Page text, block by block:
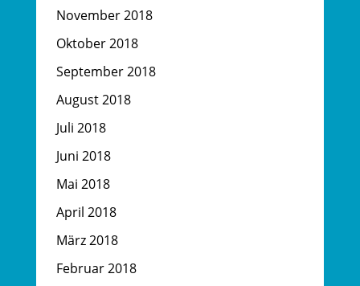
November 2018
Oktober 2018
September 2018
August 2018
Juli 2018
Juni 2018
Mai 2018
April 2018
März 2018
Februar 2018